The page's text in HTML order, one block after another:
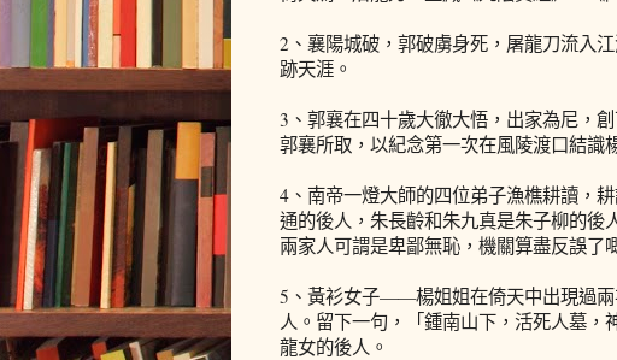
2、襄陽城破，郭破虜身死，屠龍刀流入
跡天涯。
3、郭襄在四十歲大徹大悟，出家為尼，
郭襄所取，以紀念第一次在風陵渡口結識
4、南帝一燈大師的四位弟子漁樵耕讀，
通的後人，朱長齡和朱九真是朱子柳的後
兩家人可謂是卑鄙無恥，機關算盡反誤了
5、黃衫女子——楊姐姐在倚天中出現過
人。留下一句，「鍾南山下，活死人墓
龍女的後人。